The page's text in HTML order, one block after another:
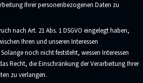
Ihrer personenbezogenen Daten zu
nach Art. 21 Abs. 1 DSGVO eingelegt haben,
Ihren und unseren Interessen
noch nicht feststeht, wessen Interessen
Recht, die Einschränkung der Verarbeitung Ihrer
zu verlangen.